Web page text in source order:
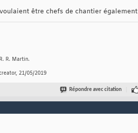
être chefs de chantier également
R. Martin.
21/05/2019
Répondre avec citation